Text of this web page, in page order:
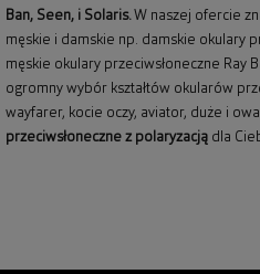
Ban, Seen, i Solaris.W naszej ofercie
męskie i damskie np. damskie okulary
męskie okulary przeciwsłoneczne Ray
ogromny wybór kształtów okularów
wayfarer, kocie oczy, aviator, duże i
przeciwsłoneczne z polaryzacją dla